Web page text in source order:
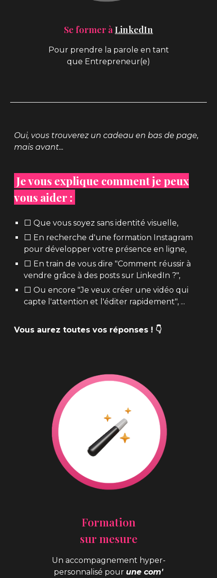
Se former à LinkedIn
Pour prendre la parole en tant
que Entrepreneur(e)
Oui, vous trouverez un cadeau en bas de page,
mais avant...
Je vousexplique comment je peux
vous aider :
⬜ Que vous soyez sans identité visuelle,
⬜ En recherche d'une formation Instagram
pour développer votre présence en ligne,
⬜ En train de vous dire "Comment réussir à
vendre grâce à des posts sur LinkedIn ?",
⬜Ou encore "Je veux créer une vidéo qui
capte l'attention et l'éditer rapidement", ...
Vous aurez toutes vos réponses ! 👇
Formation
sur mesure
Un accompagnement hyper-
personnalisé pour une com'